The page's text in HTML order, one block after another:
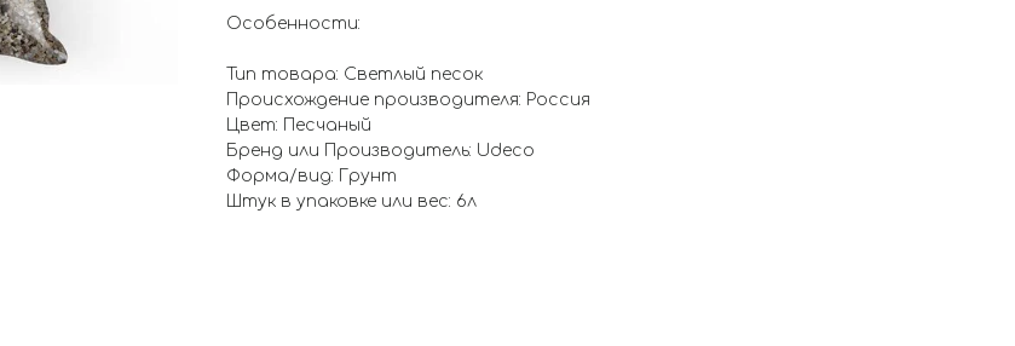
Особенности:
Тип товара: Светлый песок
Происхождение производителя: Россия
Цвет: Песчаный
Бренд или Производитель: Udeco
Форма/вид: Грунт
Штук в упаковке или вес: 6л